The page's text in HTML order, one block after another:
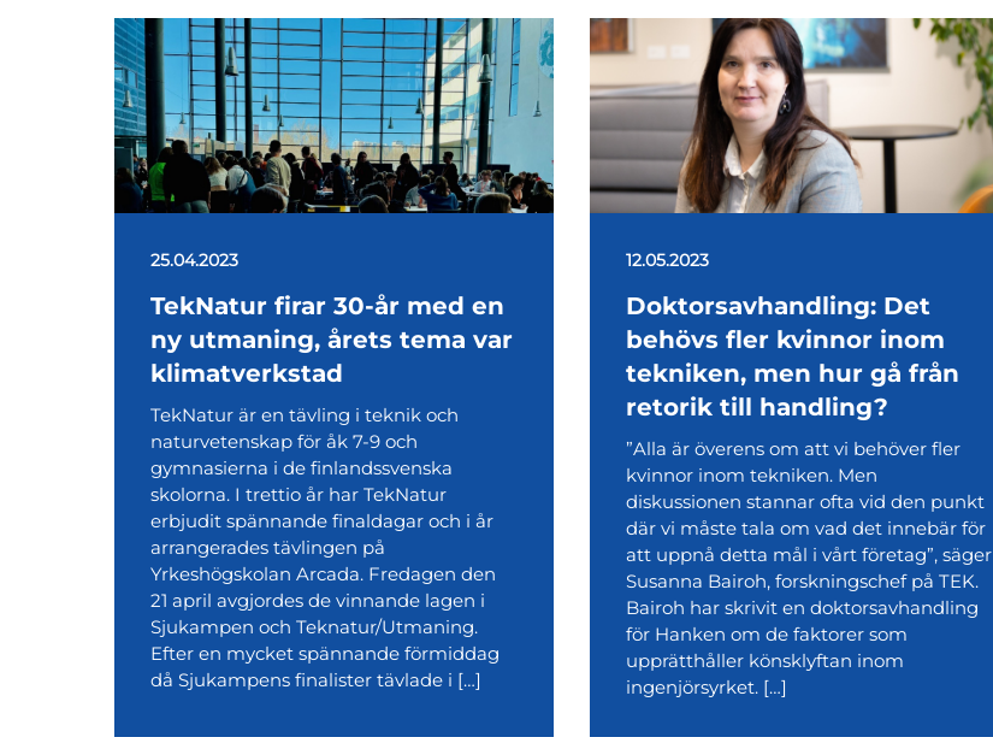
25.04.2023
TekNatur firar 30-år med en
ny utmaning, årets tema var
klimatverkstad
TekNatur är en tävling i teknik och
naturvetenskap för åk 7-9 och
gymnasierna i de finlandssvenska
skolorna. I trettio år har TekNatur
erbjudit spännande finaldagar och i år
arrangerades tävlingen på
Yrkeshögskolan Arcada. Fredagen den
21 april avgjordes de vinnande lagen i
Sjukampen och Teknatur/Utmaning.
Efter en mycket spännande förmiddag
då Sjukampens finalister tävlade i […]
12.05.2023
Doktorsavhandling: Det
behövs fler kvinnor inom
tekniken, men hur gå från
retorik till handling?
”Alla är överens om att vi behöver fler
kvinnor inom tekniken. Men
diskussionen stannar ofta vid den punkt
där vi måste tala om vad det innebär för
att uppnå detta mål i vårt företag”, säger
Susanna Bairoh, forskningschef på TEK.
Bairoh har skrivit en doktorsavhandling
för Hanken om de faktorer som
upprätthåller könsklyftan inom
ingenjörsyrket. […]